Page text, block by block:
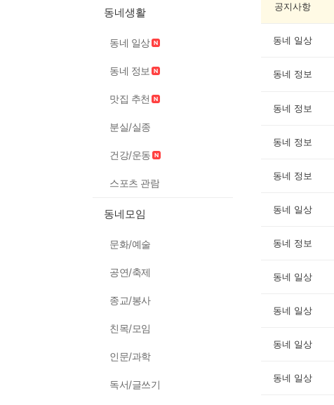
동네생활
동네 일상
동네 정보
맛집 추천
분실/실종
건강/운동
스포츠 관람
동네모임
문화/예술
공연/축제
종교/봉사
친목/모임
인문/과학
독서/글쓰기
공지사항
동네 일상
동네 정보
동네 정보
동네 정보
동네 정보
동네 일상
동네 정보
동네 일상
동네 일상
동네 일상
동네 일상